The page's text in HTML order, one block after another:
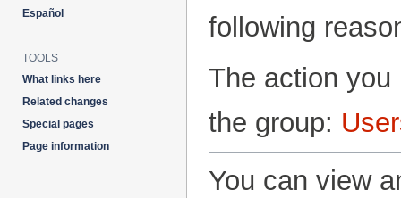
following
The action
the group:
You can view
Español
TOOLS
What links here
Related changes
Special pages
Page information